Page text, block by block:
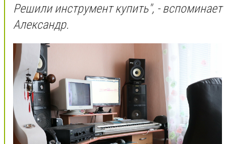
Решили инструмент купить", - вспоминает
Александр.